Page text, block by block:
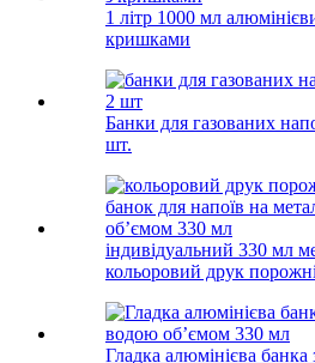
1 літр 1000 мл
кришками
Банки для газованих
шт.
індивідуальний 330 мл
кольоровий друк
Гладка алюмінієва